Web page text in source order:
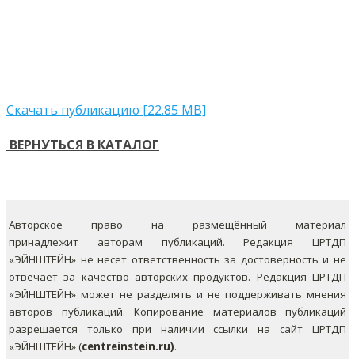
Скачать публикацию [22.85 MB]
ВЕРНУТЬСЯ В КАТАЛОГ
Авторское право на размещённый материал
принадлежит авторам публикаций. Редакция ЦРТДП
«ЭЙНШТЕЙН» не несет ответственность за достоверность и не
отвечает за качество авторских продуктов. Редакция ЦРТДП
«ЭЙНШТЕЙН» может не разделять и не поддерживать мнения
авторов публикаций. Копирование материалов публикаций
разрешается только при наличии ссылки на сайт ЦРТДП
«ЭЙНШТЕЙН» (centreinstein.ru).